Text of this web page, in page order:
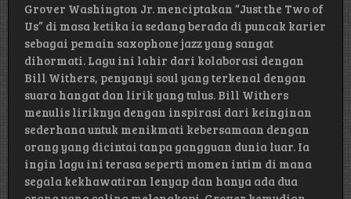
Grover Washington Jr. menciptakan “Just the Two of
Us” di masa ketika ia sedang berada di puncak karier
sebagai pemain saxophone jazz yang sangat
dihormati. Lagu ini lahir dari kolaborasi dengan
Bill Withers, penyanyi soul yang terkenal dengan
suara hangat dan lirik yang tulus. Bill Withers
menulis liriknya dengan inspirasi dari keinginan
sederhana untuk menikmati kebersamaan dengan
orang yang dicintai tanpa gangguan dunia luar. Ia
ingin lagu ini terasa seperti momen intim di mana
segala kekhawatiran lenyap dan hanya ada dua